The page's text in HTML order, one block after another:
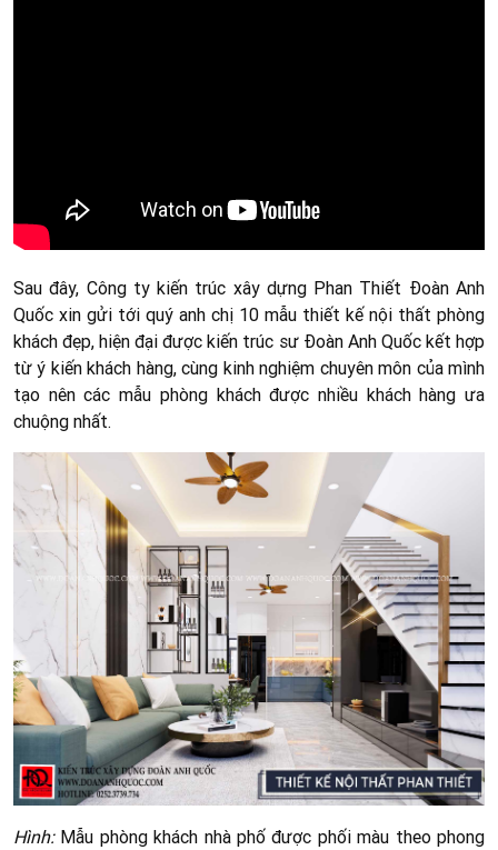
Sau đây, Công ty kiến trúc xây dựng Phan Thiết Đoàn Anh
Quốc xin gửi tới quý anh chị 10 mẫu thiết kế nội thất phòng
khách đẹp, hiện đại được kiến trúc sư Đoàn Anh Quốc kết hợp
từ ý kiến khách hàng, cùng kinh nghiệm chuyên môn của mình
tạo nên các mẫu phòng khách được nhiều khách hàng ưa
chuộng nhất.
Hình: Mẫu phòng khách nhà phố được phối màu theo phong